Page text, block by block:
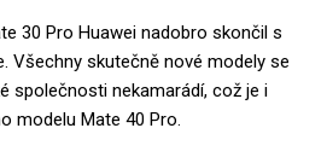
30 Pro Huawei nadobro skončil s
Všechny skutečně nové modely se
společnosti nekamarádí, což je i
modelu Mate 40 Pro.